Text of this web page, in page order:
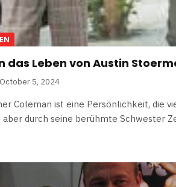
das Leben von Austin
October 5, 2024
Coleman ist eine Persönlichkeit, die
durch seine berühmte Schwester